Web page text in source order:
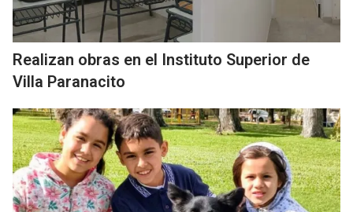
Realizan obras en el Instituto Superior de
Villa Paranacito